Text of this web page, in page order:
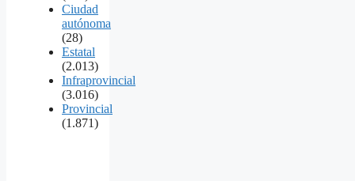
Ciudad
autónoma
(28)
Estatal
(2.013)
Infraprovincial
(3.016)
Provincial
(1.871)